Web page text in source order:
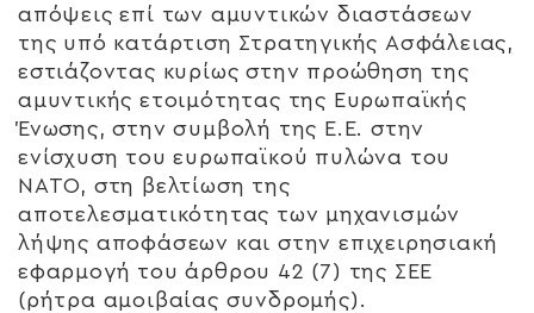
απόψεις επί των αμυντικών διαστάσεων
της υπό κατάρτιση Στρατηγικής Ασφάλειας,
εστιάζοντας κυρίως στην προώθηση της
αμυντικής ετοιμότητας της Ευρωπαϊκής
Ένωσης, στην συμβολή της Ε.Ε. στην
ενίσχυση του ευρωπαϊκού πυλώνα του
ΝΑΤΟ, στη βελτίωση της
αποτελεσματικότητας των μηχανισμών
λήψης αποφάσεων και στην επιχειρησιακή
εφαρμογή του άρθρου 42 (7) της ΣΕΕ
(ρήτρα αμοιβαίας συνδρομής).